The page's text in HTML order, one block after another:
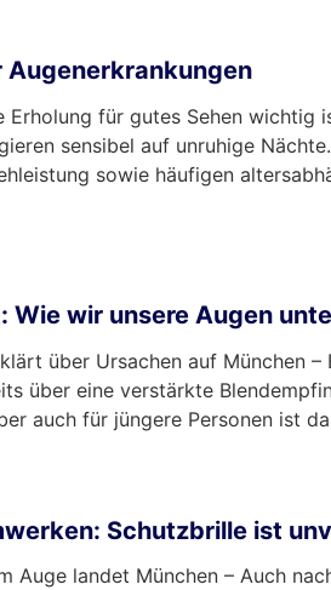
Augenerkrankungen
für gutes Sehen wichtig
sensibel auf unruhige
sowie häufigen
Wie wir unsere Augen
über Ursachen auf München
über eine verstärkte
auch für jüngere Personen ist
Schutzbrille ist
Auge landet München – Auch